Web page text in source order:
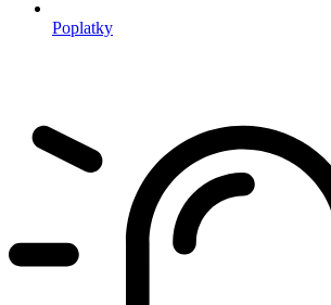
Poplatky